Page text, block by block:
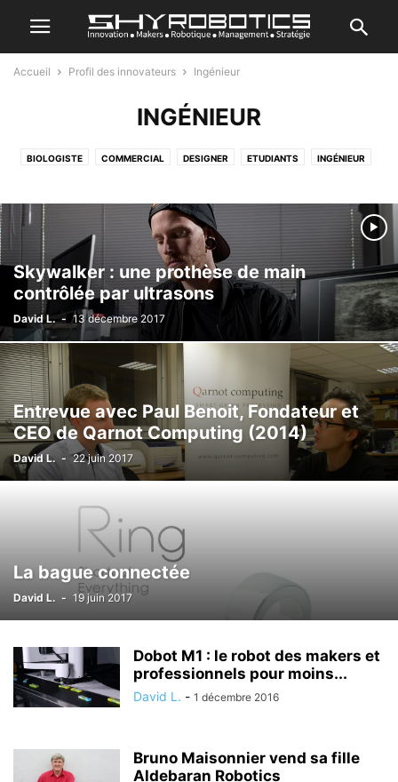
Accueil Profil des innovateurs Ingénieur
INGÉNIEUR
BIOLOGISTE COMMERCIAL DESIGNER ETUDIANTS INGÉNIEUR
Skywalker : une prothèse de main
contrôlée par ultrasons
David L. - 13 décembre 2017
Entrevue avec Paul Benoit, Fondateur et
CEO de Qarnot Computing (2014)
David L. - 22 juin 2017
La bague connectée
David L. - 19 juin 2017
Dobot M1 : le robot des makers et
professionnels pour moins...
David L. - 1 décembre 2016
Bruno Maisonnier vend sa fille
Aldebaran Robotics